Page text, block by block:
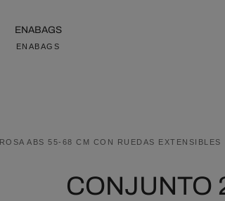
ENABAGS
ENABAGS
ABS 55-68 CM CON RUEDAS EXTENSIBLES
CONJUNTO